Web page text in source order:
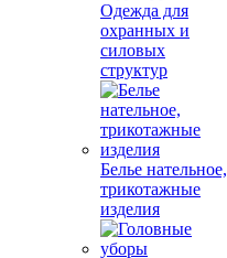
Одежда для
охранных и
силовых
структур
Белье нательное,
трикотажные
изделия